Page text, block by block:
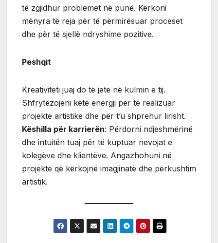
të zgjidhur problemet në punë. Kërkoni
mënyra të reja për të përmirësuar proceset
dhe për të sjellë ndryshime pozitive.
Peshqit
Kreativiteti juaj do të jetë në kulmin e tij.
Shfrytëzojeni këtë energji për të realizuar
projekte artistike dhe për t’u shprehur lirisht.
Këshilla për karrierën: Përdorni ndjeshmërinë
dhe intuitën tuaj për të kuptuar nevojat e
kolegëve dhe klientëve. Angazhohuni në
projekte që kërkojnë imagjinatë dhe përkushtim
artistik.